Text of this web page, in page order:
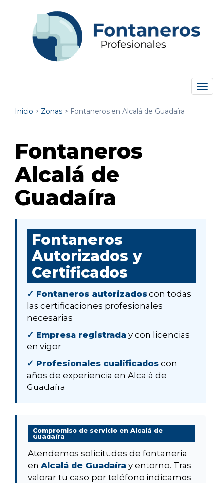
Inicio > Zonas > Fontaneros en Alcalá de Guadaíra
Fontaneros
Alcalá de
Guadaíra
Fontaneros
Autorizados y
Certificados
✓ Fontaneros autorizados con todas
las certificaciones profesionales
necesarias
✓ Empresa registrada y con licencias
en vigor
✓ Profesionales cualificados con
años de experiencia en Alcalá de
Guadaíra
Compromiso de servicio en Alcalá de
Guadaíra
Atendemos solicitudes de fontanería
en Alcalá de Guadaíra y entorno. Tras
valorar tu caso por teléfono indicamos